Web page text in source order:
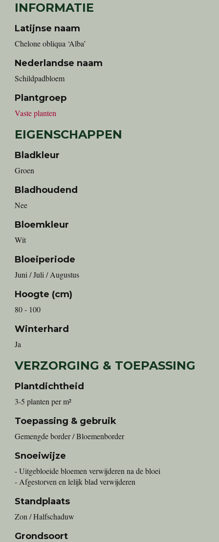
INFORMATIE
Latijnse naam
Chelone obliqua ‘Alba’
Nederlandse naam
Schildpadbloem
Plantgroep
Vaste planten
EIGENSCHAPPEN
Bladkleur
Groen
Bladhoudend
Nee
Bloemkleur
Wit
Bloeiperiode
Juni / Juli / Augustus
Hoogte (cm)
80 - 100
Winterhard
Ja
VERZORGING & TOEPASSING
Plantdichtheid
3-5 planten per m²
Toepassing & gebruik
Gemengde border / Bloemenborder
Snoeiwijze
- Uitgebloeide bloemen verwijderen na de bloei
- Afgestorven en lelijk blad verwijderen
Standplaats
Zon / Halfschaduw
Grondsoort